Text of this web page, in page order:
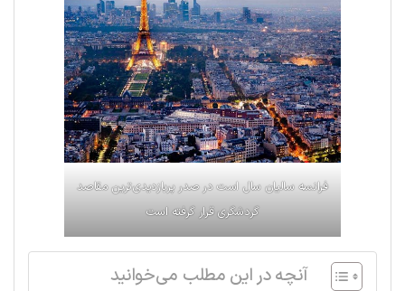
فرانسه سالیان سال است در صدر پربازدیدی‌ترین مقاصد
گردشگری قرار گرفته است
آنچه در این مطلب می‌خوانید